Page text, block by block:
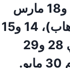
وستُقام مباريات دور الـ16 يومي 10 و11 مارس (الذهاب)، 17 و18 مارس
(الإياب)، أما مباريات ربع النهائي ستُقام يومي 7و8 أبريل (الذهاب)، 14 و15
أبريل (الإياب)، في حين أن مباريات نصف النهائي ستُقام يومي 28 و29